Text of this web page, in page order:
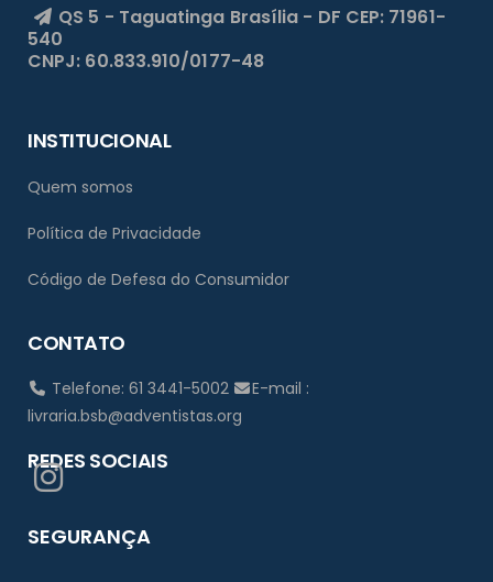
QS 5 - Taguatinga Brasília - DF CEP: 71961-
540
CNPJ: 60.833.910/0177-48
INSTITUCIONAL
Quem somos
Política de Privacidade
Código de Defesa do Consumidor
CONTATO
Telefone: 61 3441-5002
E-mail :
livraria.bsb@adventistas.org
REDES SOCIAIS
SEGURANÇA